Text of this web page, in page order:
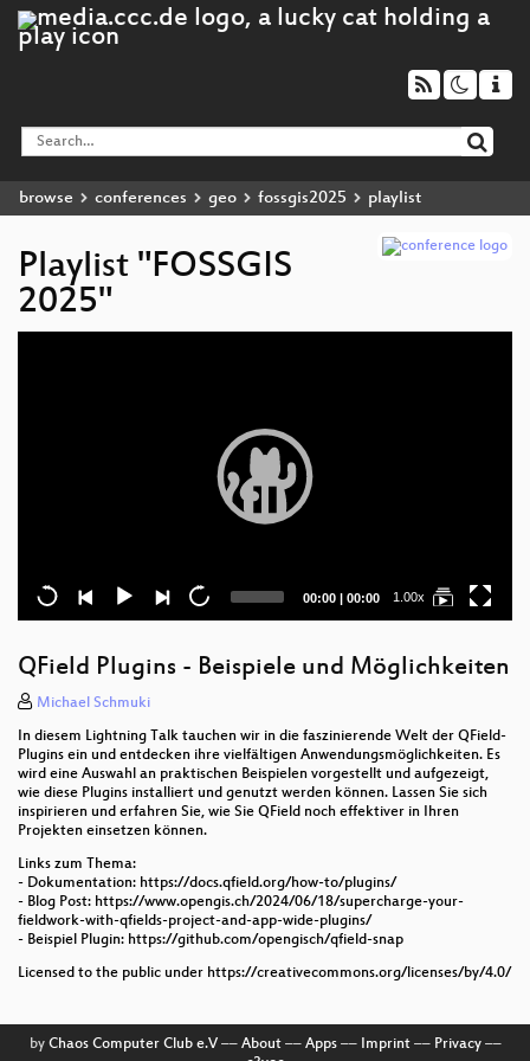
browse conferences geo fossgis2025 playlist
Playlist "FOSSGIS
2025"
Current
00:00 | Total
00:00 1.00x
QField Plugins - Beispiele und Möglichkeiten
Michael Schmuki
In diesem Lightning Talk tauchen wir in die faszinierende Welt der QField-
Plugins ein und entdecken ihre vielfältigen Anwendungsmöglichkeiten. Es
wird eine Auswahl an praktischen Beispielen vorgestellt und aufgezeigt,
wie diese Plugins installiert und genutzt werden können. Lassen Sie sich
inspirieren und erfahren Sie, wie Sie QField noch effektiver in Ihren
Projekten einsetzen können.
Links zum Thema:
- Dokumentation: https://docs.qfield.org/how-to/plugins/
- Blog Post: https://www.opengis.ch/2024/06/18/supercharge-your-
fieldwork-with-qfields-project-and-app-wide-plugins/
- Beispiel Plugin: https://github.com/opengisch/qfield-snap
Licensed to the public under https://creativecommons.org/licenses/by/4.0/
by Chaos Computer Club e.V–– About–– Apps–– Imprint–– Privacy––